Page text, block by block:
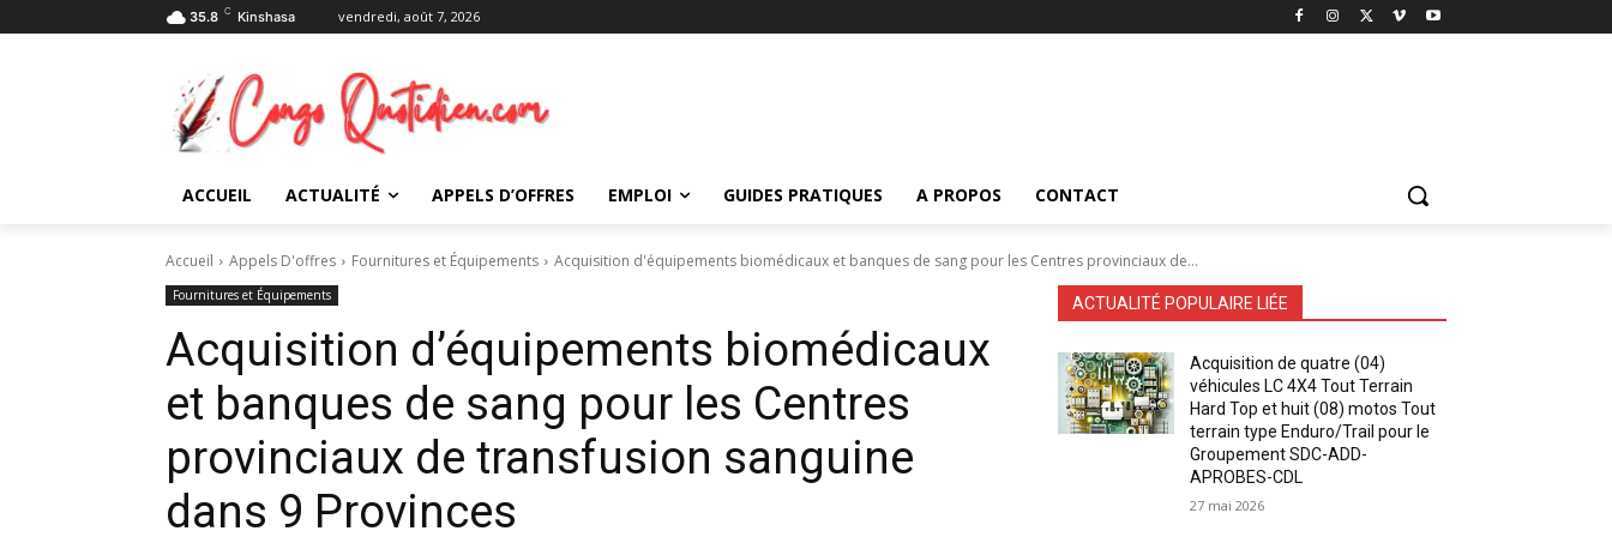
35.8 C Kinshasa vendredi, août 7, 2026
ACCUEIL ACTUALITÉ APPELS D’OFFRES EMPLOI GUIDES PRATIQUES A PROPOS CONTACT
Accueil Appels D'offres Fournitures et Équipements Acquisition d'équipements biomédicaux et banques de sang pour les Centres provinciaux de...
Fournitures et Équipements
Acquisition d’équipements biomédicaux
et banques de sang pour les Centres
provinciaux de transfusion sanguine
dans 9 Provinces
ACTUALITÉ POPULAIRE LIÉE
Acquisition de quatre (04)
véhicules LC 4X4 Tout Terrain
Hard Top et huit (08) motos Tout
terrain type Enduro/Trail pour le
Groupement SDC-ADD-
APROBES-CDL
27 mai 2026